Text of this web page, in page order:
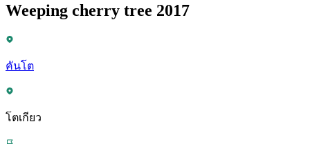
Weeping cherry tree 2017
คันโต
โตเกียว